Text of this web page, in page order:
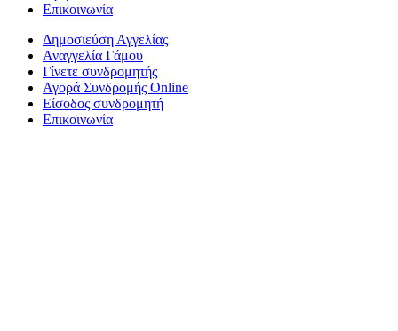
Επικοινωνία
Δημοσιεύση Αγγελίας
Αναγγελία Γάμου
Γίνετε συνδρομητής
Αγορά Συνδρομής Online
Είσοδος συνδρομητή
Επικοινωνία